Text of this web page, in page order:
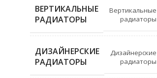
ВЕРТИКАЛЬНЫЕ
РАДИАТОРЫ
Вертикальные
радиаторы
ДИЗАЙНЕРСКИЕ
РАДИАТОРЫ
Дизайнерские
радиаторы